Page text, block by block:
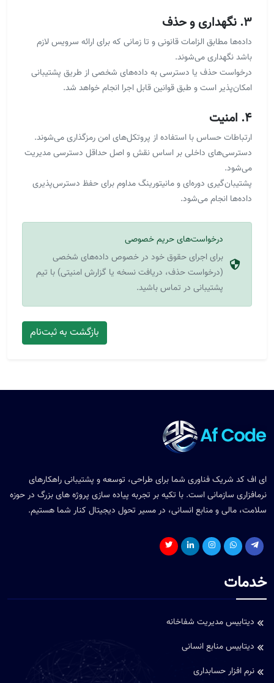
۳. نگهداری و حذف
داده‌ها مطابق الزامات قانونی و تا زمانی که برای ارائه سرویس لازم
باشد نگهداری می‌شوند.
درخواست حذف یا دسترسی به داده‌های شخصی از طریق پشتیبانی
امکان‌پذیر است و طبق قوانین قابل اجرا انجام خواهد شد.
۴. امنیت
ارتباطات حساس با استفاده از پروتکل‌های امن رمزگذاری می‌شوند.
دسترسی‌های داخلی بر اساس نقش و اصل حداقل دسترسی مدیریت
می‌شود.
پشتیبان‌گیری دوره‌ای و مانیتورینگ مداوم برای حفظ دسترس‌پذیری
داده‌ها انجام می‌شود.
درخواست‌های حریم خصوصی
برای اجرای حقوق خود در خصوص داده‌های شخصی
(درخواست حذف، دریافت نسخه یا گزارش امنیتی) با تیم
پشتیبانی در تماس باشید.
بازگشت به ثبت‌نام
ای اف کد شریک فناوری شما برای طراحی، توسعه و پشتیبانی راهکارهای
نرمافزاری سازمانی است. با تکیه بر تجربه پیاده سازی پروژه های بزرگ در حوزه
سلامت، مالی و منابع انسانی، در مسیر تحول دیجیتال کنار شما هستیم.
خدمات
دیتابیس مدیریت شفاخانه
دیتابیس منابع انسانی
نرم افزار حسابداری